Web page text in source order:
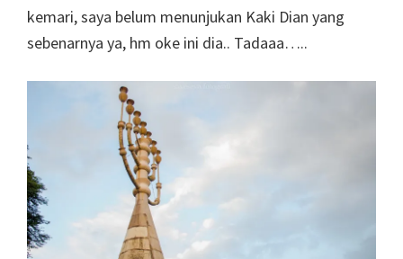
kemari, saya belum menunjukan Kaki Dian yang
sebenarnya ya, hm oke ini dia.. Tadaaa…..